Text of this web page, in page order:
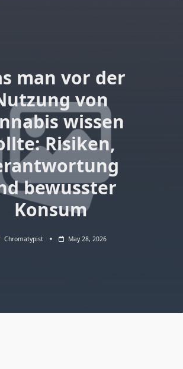
man vor der
von
wissen
Risiken,
bewusster
Konsum
Chromatypist May 28, 2026